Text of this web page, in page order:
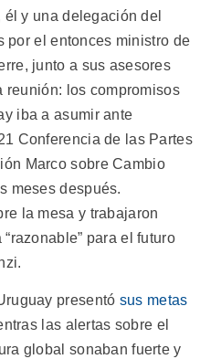
y una delegación del
por el entonces ministro de
junto a sus asesores
reunión: los compromisos
iba a asumir ante
Conferencia de las Partes
Marco sobre Cambio
meses después.
la mesa y trabajaron
para el futuro
presentó sus metas
las alertas sobre el
global sonaban fuerte y